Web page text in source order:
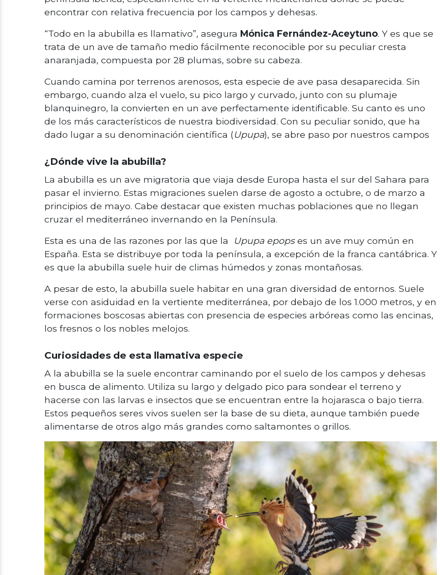
encontrar con relativa frecuencia por los campos y dehesas.
“Todo en la abubilla es llamativo”, asegura Mónica Fernández-Aceytuno. Y es que se
trata de un ave de tamaño medio fácilmente reconocible por su peculiar cresta
anaranjada, compuesta por 28 plumas, sobre su cabeza.
Cuando camina por terrenos arenosos, esta especie de ave pasa desaparecida. Sin
embargo, cuando alza el vuelo, su pico largo y curvado, junto con su plumaje
blanquinegro, la convierten en un ave perfectamente identificable. Su canto es uno
de los más característicos de nuestra biodiversidad. Con su peculiar sonido, que ha
dado lugar a su denominación científica (Upupa), se abre paso por nuestros campos
¿Dónde vive la abubilla?
La abubilla es un ave migratoria que viaja desde Europa hasta el sur del Sahara para
pasar el invierno. Estas migraciones suelen darse de agosto a octubre, o de marzo a
principios de mayo. Cabe destacar que existen muchas poblaciones que no llegan
cruzar el mediterráneo invernando en la Península.
Esta es una de las razones por las que la
Upupa epopses un ave muy común en
España. Esta se distribuye por toda la península, a excepción de la franca cantábrica. Y
es que la abubilla suele huir de climas húmedos y zonas montañosas.
A pesar de esto, la abubilla suele habitar en una gran diversidad de entornos. Suele
verse con asiduidad en la vertiente mediterránea, por debajo de los 1.000 metros, y en
formaciones boscosas abiertas con presencia de especies arbóreas como las encinas,
los fresnos o los nobles melojos.
Curiosidades de esta llamativa especie
A la abubilla se la suele encontrar caminando por el suelo de los campos y dehesas
en busca de alimento. Utiliza su largo y delgado pico para sondear el terreno y
hacerse con las larvas e insectos que se encuentran entre la hojarasca o bajo tierra.
Estos pequeños seres vivos suelen ser la base de su dieta, aunque también puede
alimentarse de otros algo más grandes como saltamontes o grillos.